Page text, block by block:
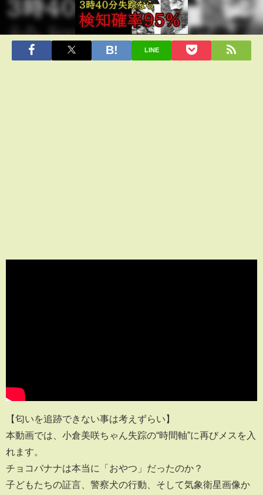
LINE
【匂いを追跡できない事は考えずらい】
本動画では、小倉美咲ちゃん失踪の“時間軸”に再びメスを入
れます。
チョコバナナは本当に「おやつ」だったのか？
子どもたちの証言、警察犬の行動、そして気象衛星画像か